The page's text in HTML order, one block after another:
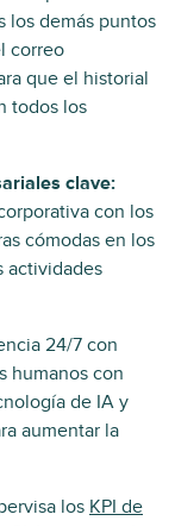
los demás puntos
correo
que el historial
todos los
clave:
con los
cómodas en los
actividades
24/7 con
humanos con
de IA y
aumentar la
los KPI de